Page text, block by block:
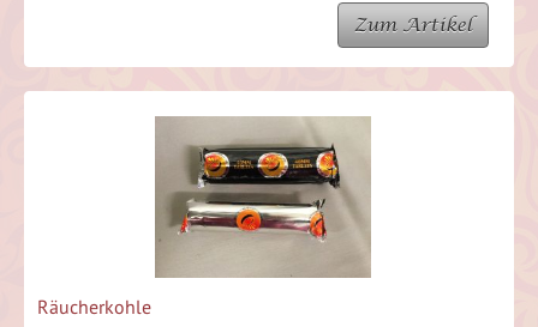
Zum Artikel
Räucherkohle